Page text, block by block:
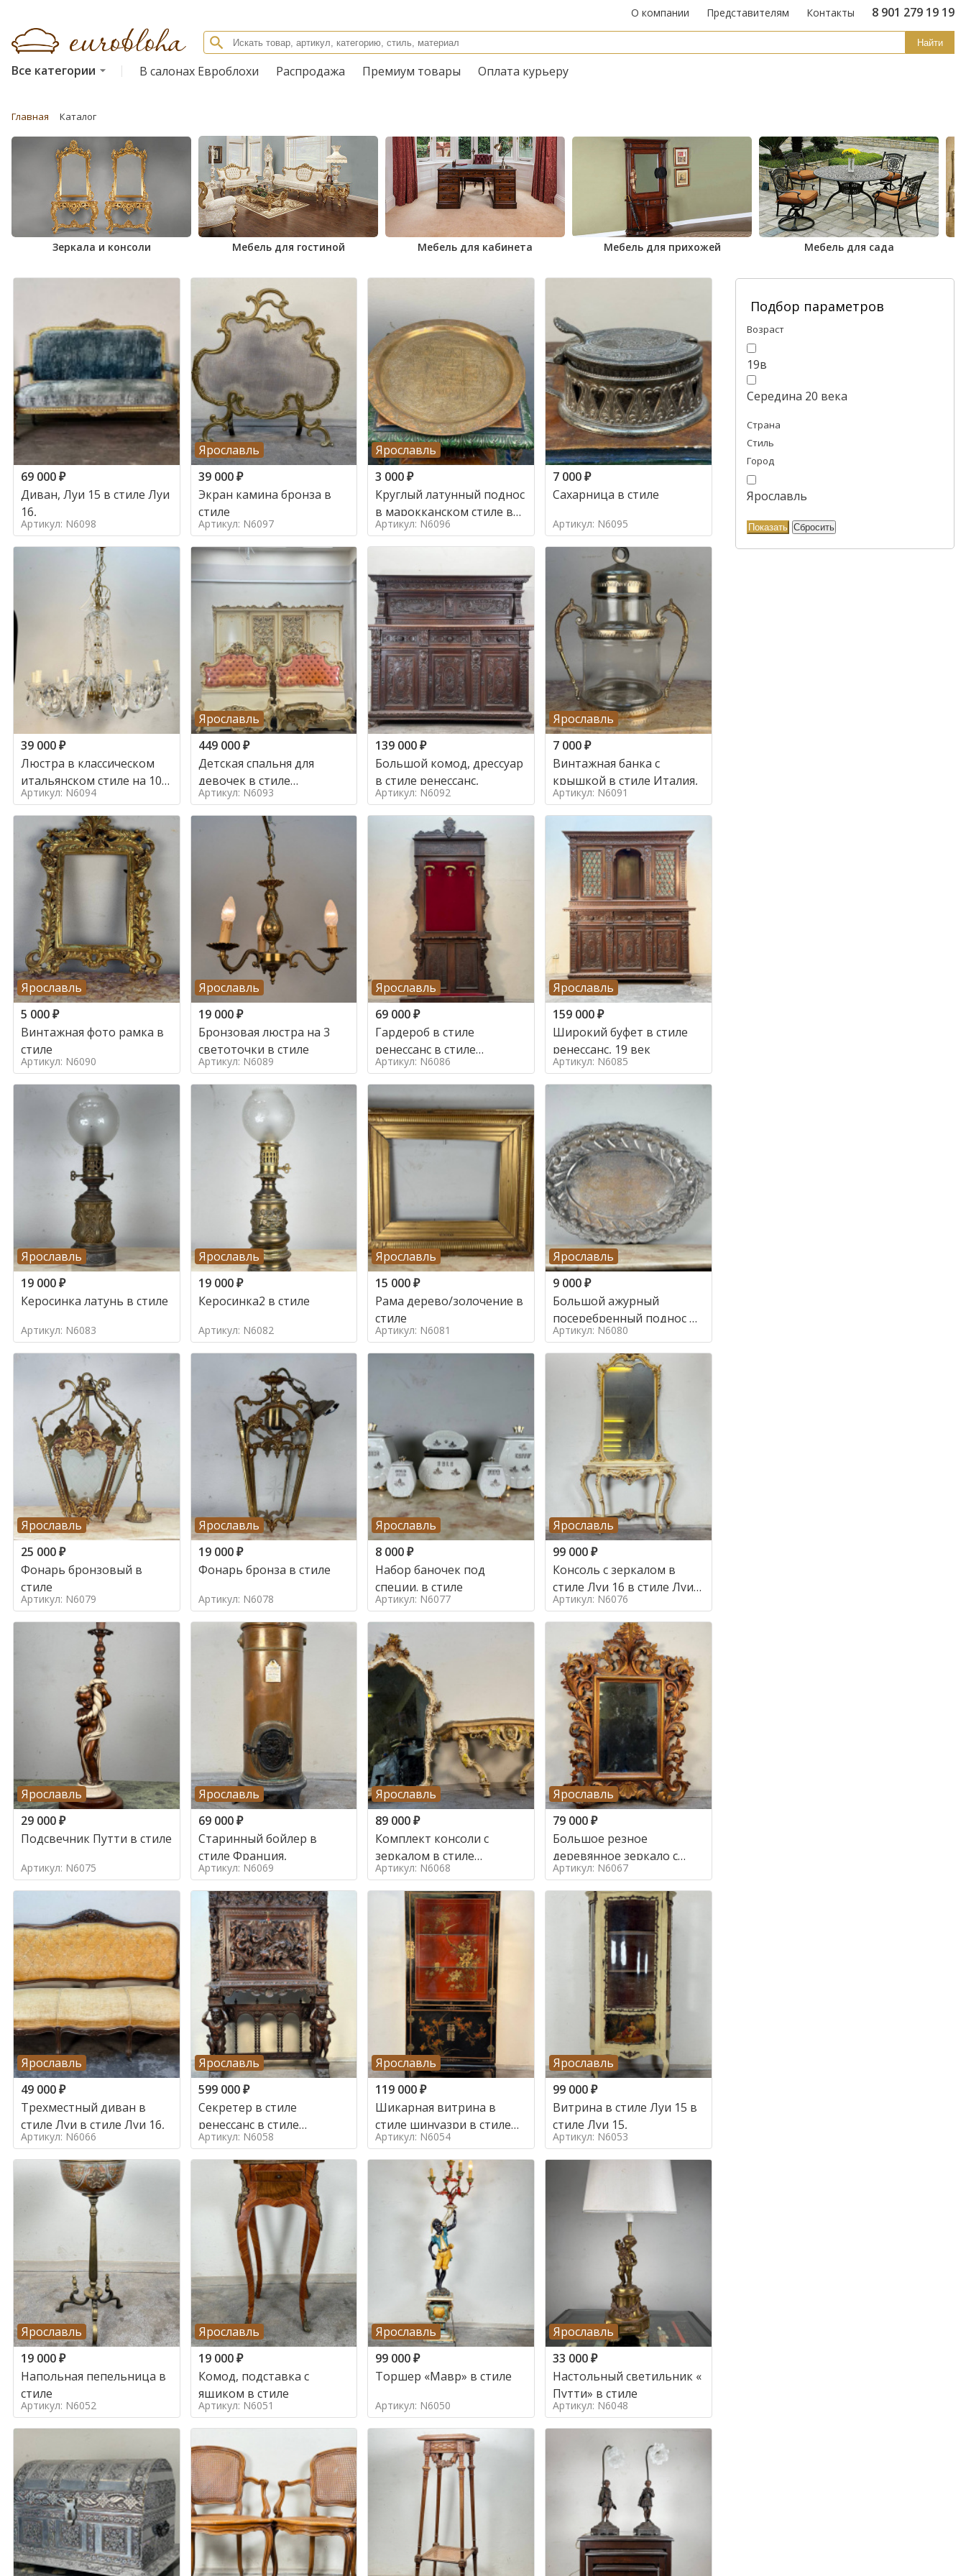
О компании Представителям Контакты 8 901 279 19 19
Найти
Все категории В салонах Евроблохи Распродажа Премиум товары Оплата курьеру
Главная Каталог
Зеркала и консоли Мебель для гостиной Мебель для кабинета Мебель для прихожей Мебель для сада
Подбор параметров
Возраст
19в
Середина 20 века
Страна
Стиль
Город
Ярославль
69 000₽
Диван, Луи 15 в стиле Луи
16,
Артикул: N6098
Ярославль
39 000₽
Экран камина бронза в
стиле
Артикул: N6097
Ярославль
3 000₽
Круглый латунный поднос
в марокканском стиле в
стиле
Артикул: N6096
7 000₽
Сахарница в стиле
Артикул: N6095
39 000₽
Люстра в классическом
итальянском стиле на 10
ламп. в стиле
Артикул: N6094
Ярославль
449 000₽
Детская спальня для
девочек в стиле
итальянского барокко в
стиле
Артикул: N6093
139 000₽
Большой комод, дрессуар
в стиле ренессанс,
Артикул: N6092
Ярославль
7 000₽
Винтажная банка с
крышкой в стиле Италия,
Артикул: N6091
Ярославль
5 000₽
Винтажная фото рамка в
стиле
Артикул: N6090
Ярославль
19 000₽
Бронзовая люстра на 3
светоточки в стиле
Артикул: N6089
Ярославль
69 000₽
Гардероб в стиле
ренессанс в стиле
ренессанс,
Артикул: N6086
Ярославль
159 000₽
Широкий буфет в стиле
ренессанс, 19 век
Артикул: N6085
Ярославль
19 000₽
Керосинка латунь в стиле
Артикул: N6083
Ярославль
19 000₽
Керосинка2 в стиле
Артикул: N6082
Ярославль
15 000₽
Рама дерево/золочение в
стиле
Артикул: N6081
Ярославль
9 000₽
Большой ажурный
посеребренный поднос в
стиле
Артикул: N6080
Ярославль
25 000₽
Фонарь бронзовый в
стиле
Артикул: N6079
Ярославль
19 000₽
Фонарь бронза в стиле
Артикул: N6078
Ярославль
8 000₽
Набор баночек под
специи. в стиле
Артикул: N6077
Ярославль
99 000₽
Консоль с зеркалом в
стиле Луи 16 в стиле Луи
16, Италия,
Артикул: N6076
Ярославль
29 000₽
Подсвечник Путти в стиле
Артикул: N6075
Ярославль
69 000₽
Старинный бойлер в
стиле Франция,
Артикул: N6069
Ярославль
89 000₽
Комплект консоли с
зеркалом в стиле
ренессанс,
Артикул: N6068
Ярославль
79 000₽
Большое резное
деревянное зеркало с
золочением в стиле
Артикул: N6067
Ярославль
49 000₽
Трехместный диван в
стиле Луи в стиле Луи 16,
Артикул: N6066
Ярославль
599 000₽
Секретер в стиле
ренессанс в стиле
ренессанс, 19 век
Артикул: N6058
Ярославль
119 000₽
Шикарная витрина в
стиле шинуазри в стиле
шинуазри,
Артикул: N6054
Ярославль
99 000₽
Витрина в стиле Луи 15 в
стиле Луи 15,
Артикул: N6053
Ярославль
19 000₽
Напольная пепельница в
стиле
Артикул: N6052
Ярославль
19 000₽
Комод, подставка с
ящиком в стиле
Артикул: N6051
Ярославль
99 000₽
Торшер «Мавр» в стиле
Артикул: N6050
Ярославль
33 000₽
Настольный светильник «
Путти» в стиле
Артикул: N6048